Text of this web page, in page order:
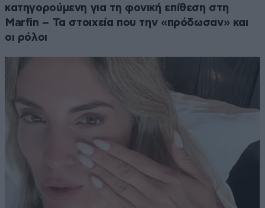
κατηγορούμενη για τη φονική επίθεση στη
Marfin – Τα στοιχεία που την «πρόδωσαν» και
οι ρόλοι